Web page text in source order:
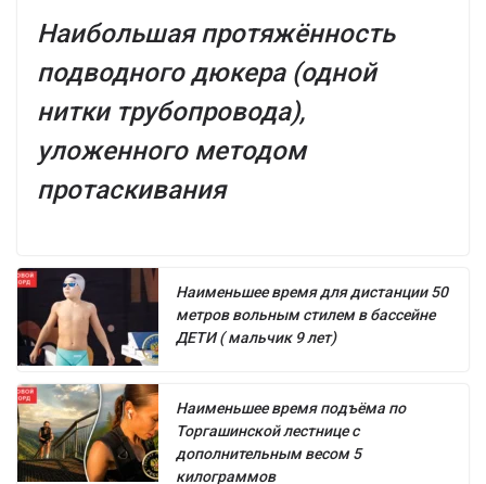
Наибольшая протяжённость
подводного дюкера (одной
нитки трубопровода),
уложенного методом
протаскивания
Наименьшее время для дистанции 50
метров вольным стилем в бассейне
ДЕТИ ( мальчик 9 лет)
Наименьшее время подъёма по
Торгашинской лестнице с
дополнительным весом 5
килограммов